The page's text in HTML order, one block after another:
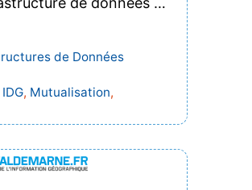
de Données
IDG, Mutualisation,